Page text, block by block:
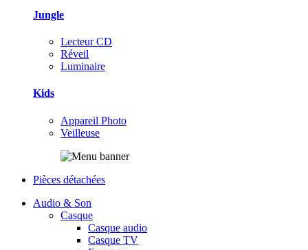
Jungle
Lecteur CD
Réveil
Luminaire
Kids
Appareil Photo
Veilleuse
Pièces détachées
Audio & Son
Casque
Casque audio
Casque TV